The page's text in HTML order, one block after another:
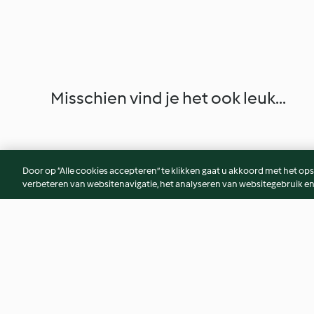
Misschien vind je het ook leuk...
Door op “Alle cookies accepteren” te klikken gaat u akkoord met het
verbeteren van websitenavigatie, het analyseren van websitegebruik